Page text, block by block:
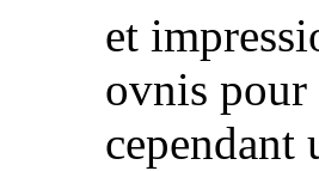
et
ovnis pour
cependant